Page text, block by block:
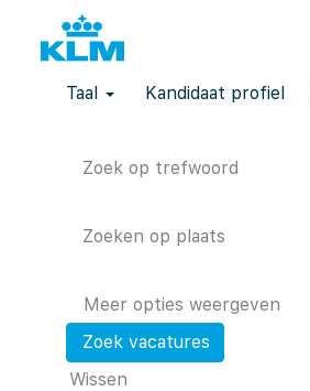
Taal Kandidaat profiel
Zoek op trefwoord
Zoeken op plaats
Meer opties weergeven
Wissen